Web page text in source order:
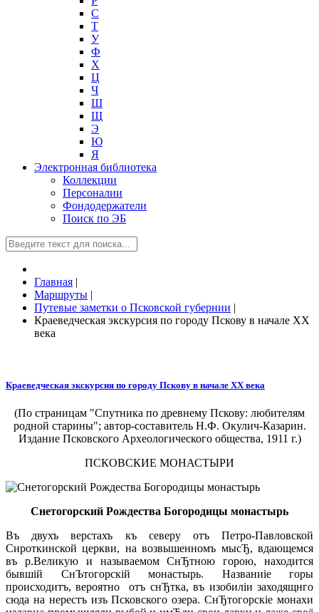
С
Т
У
Ф
Х
Ц
Ч
Ш
Щ
Э
Ю
Я
Электронная библиотека
Коллекции
Персоналии
Фондодержатели
Поиск по ЭБ
Главная |
Маршруты |
Путевые заметки о Псковской губернии |
Краеведческая экскурсия по городу Пскову в начале XX
века
Краеведческая экскурсия по городу Пскову в начале XX века
(По страницам "Спутника по древнему Пскову: любителям
родной старины"; автор-составитель Н.Ф. Окулич-Казарин.
Издание Псковского Археологического общества, 1911 г.)
ПСКОВСКИЕ МОНАСТЫРИ
Снетогорский Рождества Богородицы монастырь
Въ двухъ верстахъ къ северу отъ Петро-Павловской
Сироткинской церкви, на возвышенномъ мысЂ, вдающемся
въ р.Великую и называемом СнЂтною горою, находится
бывшiй СнЪтогорскiй монастырь. Названиiе горы
происходитъ, вероятно отъ снЂтка, въ изобилiи заходящнго
сюда на нерестъ изъ Псковского озера. СнЂтогорскiе монахи